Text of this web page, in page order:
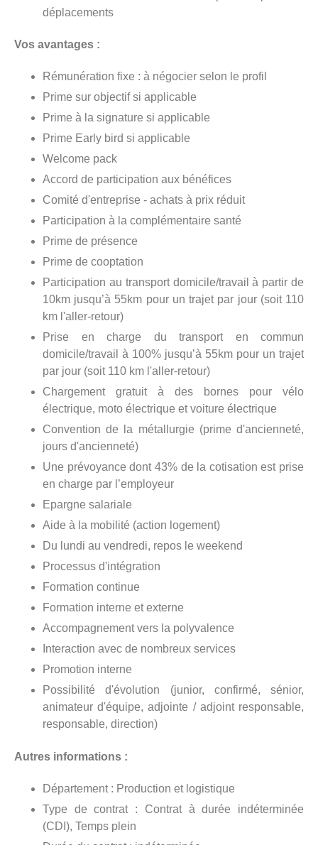
déplacements
Vos avantages :
Rémunération fixe : à négocier selon le profil
Prime sur objectif si applicable
Prime à la signature si applicable
Prime Early bird si applicable
Welcome pack
Accord de participation aux bénéfices
Comité d'entreprise - achats à prix réduit
Participation à la complémentaire santé
Prime de présence
Prime de cooptation
Participation au transport domicile/travail à partir de
10km jusqu’à 55km pour un trajet par jour (soit 110
km l'aller-retour)
Prise en charge du transport en commun
domicile/travail à 100% jusqu’à 55km pour un trajet
par jour (soit 110 km l'aller-retour)
Chargement gratuit à des bornes pour vélo
électrique, moto électrique et voiture électrique
Convention de la métallurgie (prime d'ancienneté,
jours d'ancienneté)
Une prévoyance dont 43% de la cotisation est prise
en charge par l’employeur
Epargne salariale
Aide à la mobilité (action logement)
Du lundi au vendredi, repos le weekend
Processus d'intégration
Formation continue
Formation interne et externe
Accompagnement vers la polyvalence
Interaction avec de nombreux services
Promotion interne
Possibilité d'évolution (junior, confirmé, sénior,
animateur d'équipe, adjointe / adjoint responsable,
responsable, direction)
Autres informations :
Département : Production et logistique
Type de contrat : Contrat à durée indéterminée
(CDI), Temps plein